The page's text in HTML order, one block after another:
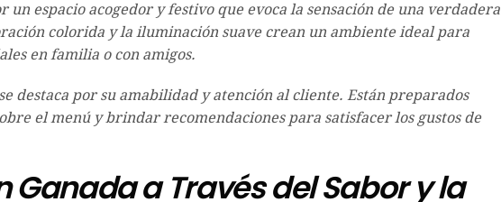
un espacio acogedor y festivo que evoca la sensación de una verdadera
colorida y la iluminación suave crean un ambiente ideal para
en familia o con amigos.
destaca por su amabilidad y atención al cliente. Están preparados
el menú y brindar recomendaciones para satisfacer los gustos de
Ganada a Través del Sabor y la